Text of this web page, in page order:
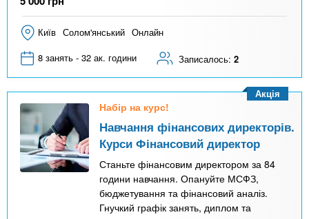
Київ Солом'янський Онлайн
8 занять - 32 ак. години
Записалось: 2
Набір на курс!
Навчання фінансових директорів.
Курси Фінансовий директор
Станьте фінансовим директором за 84
години навчання. Опануйте МСФЗ,
бюджетування та фінансовий аналіз.
Гнучкий графік занять, диплом та
Акція